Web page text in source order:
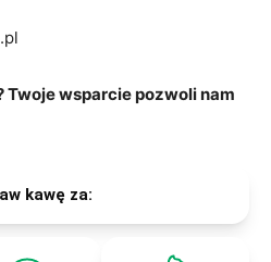
Twoje wsparcie pozwoli nam
kawę za: